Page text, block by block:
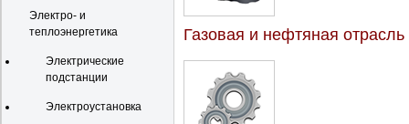
Электро- и
теплоэнергетика
Электрические
подстанции
Электроустановка
Газовая и нефтяная отрасль